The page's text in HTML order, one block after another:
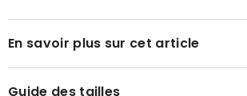
En savoir plus sur cet article
Guide des tailles